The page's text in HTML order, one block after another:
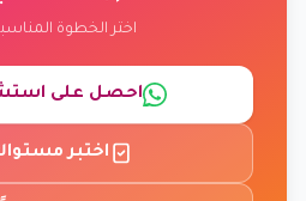
اختر الخطوة
احصل على
اختبر